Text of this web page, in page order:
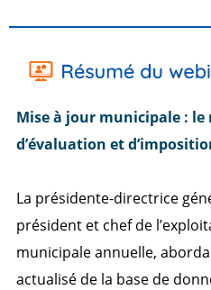
Mise à jour municipale : le
d’évaluation et
La présidente-directrice
président et chef de
municipale annuelle,
actualisé de la base de